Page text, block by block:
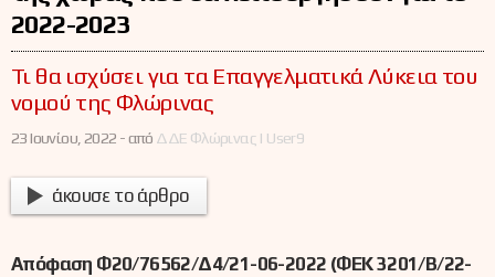
2022-2023
Τι θα ισχύσει για τα Επαγγελματικά Λύκεια του
νομού της Φλώρινας
23 Ιουνίου, 2022 -από ΔΔΕ Φλώρινας | User9
άκουσε το άρθρο
Απόφαση Φ20/76562/Δ4/21-06-2022 (ΦΕΚ 3201/Β/22-